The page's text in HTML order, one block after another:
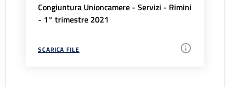
Congiuntura Unioncamere - Servizi - Rimini
- 1° trimestre 2021
SCARICA FILE